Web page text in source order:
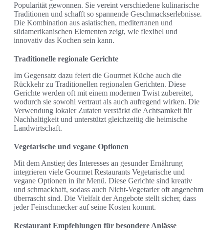
Popularität gewonnen. Sie vereint verschiedene kulinarische
Traditionen und schafft so spannende Geschmackserlebnisse.
Die Kombination aus asiatischen, mediterranen und
südamerikanischen Elementen zeigt, wie flexibel und
innovativ das Kochen sein kann.
Traditionelle regionale Gerichte
Im Gegensatz dazu feiert die Gourmet Küche auch die
Rückkehr zu Traditionellen regionalen Gerichten. Diese
Gerichte werden oft mit einem modernen Twist zubereitet,
wodurch sie sowohl vertraut als auch aufregend wirken. Die
Verwendung lokaler Zutaten verstärkt die Achtsamkeit für
Nachhaltigkeit und unterstützt gleichzeitig die heimische
Landwirtschaft.
Vegetarische und vegane Optionen
Mit dem Anstieg des Interesses an gesunder Ernährung
integrieren viele Gourmet Restaurants Vegetarische und
vegane Optionen in ihr Menü. Diese Gerichte sind kreativ
und schmackhaft, sodass auch Nicht-Vegetarier oft angenehm
überrascht sind. Die Vielfalt der Angebote stellt sicher, dass
jeder Feinschmecker auf seine Kosten kommt.
Restaurant Empfehlungen für besondere Anlässe